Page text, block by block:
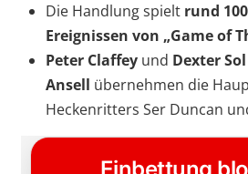
Die Handlung spielt rund
Ereignissen von „Game of
Peter Claffey und Dexter Sol
Ansell übernehmen die
Heckenritters Ser Duncan